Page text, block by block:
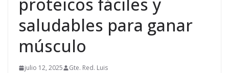
proteicos fáciles y
saludables para ganar
músculo
julio 12, 2025 Gte. Red. Luis